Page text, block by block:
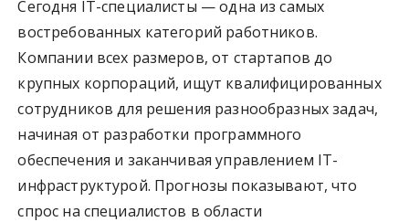
Сегодня IT-специалисты — одна из самых
востребованных категорий работников.
Компании всех размеров, от стартапов до
крупных корпораций, ищут квалифицированных
сотрудников для решения разнообразных задач,
начиная от разработки программного
обеспечения и заканчивая управлением IT-
инфраструктурой. Прогнозы показывают, что
спрос на специалистов в области